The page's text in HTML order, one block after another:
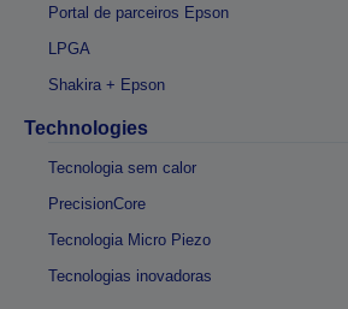
Portal de parceiros Epson
LPGA
Shakira + Epson
Technologies
Tecnologia sem calor
PrecisionCore
Tecnologia Micro Piezo
Tecnologias inovadoras